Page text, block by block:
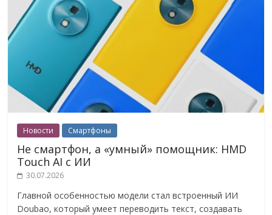
Новости Смартфоны
Не смартфон, а «умный» помощник: HMD
Touch AI с ИИ
30.07.2026
Главной особенностью модели стал встроенный ИИ
Doubao, который умеет переводить текст, создавать